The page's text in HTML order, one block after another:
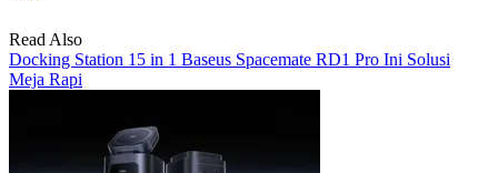
Read Also
Docking Station 15 in 1 Baseus Spacemate RD1 Pro Ini Solusi
Meja Rapi